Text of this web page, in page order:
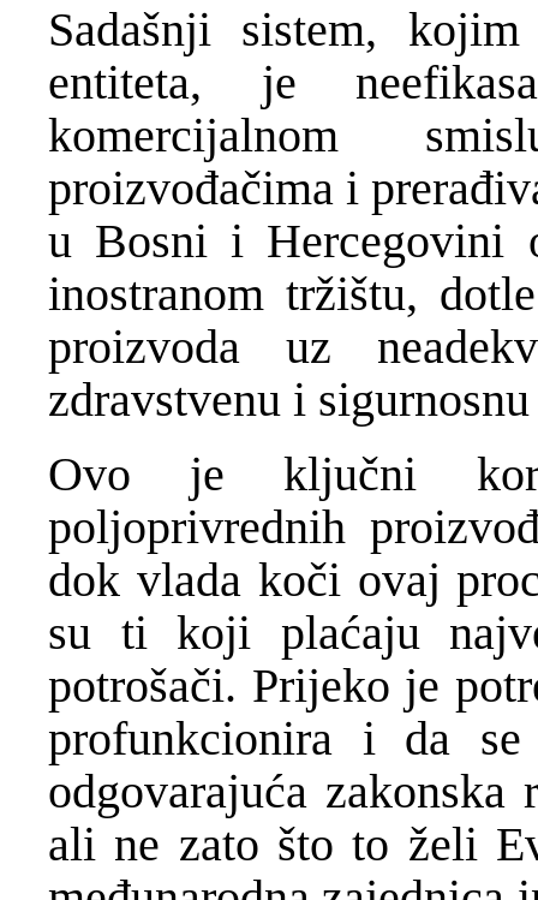
Sadašnji sistem,
entiteta, je
komercijalnom
proizvođačima i
u Bosni i Hercegovini
inostranom tržištu,
proizvoda uz
zdravstvenu i
Ovo je ključni
poljoprivrednih
dok vlada koči ovaj
su ti koji plaćaju
potrošači. Prijeko je
profunkcionira i da
odgovarajuća
ali ne zato što to želi